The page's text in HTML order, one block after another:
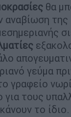
θα
αναβίωση της
γεύμα
γραφείο
για τους
το